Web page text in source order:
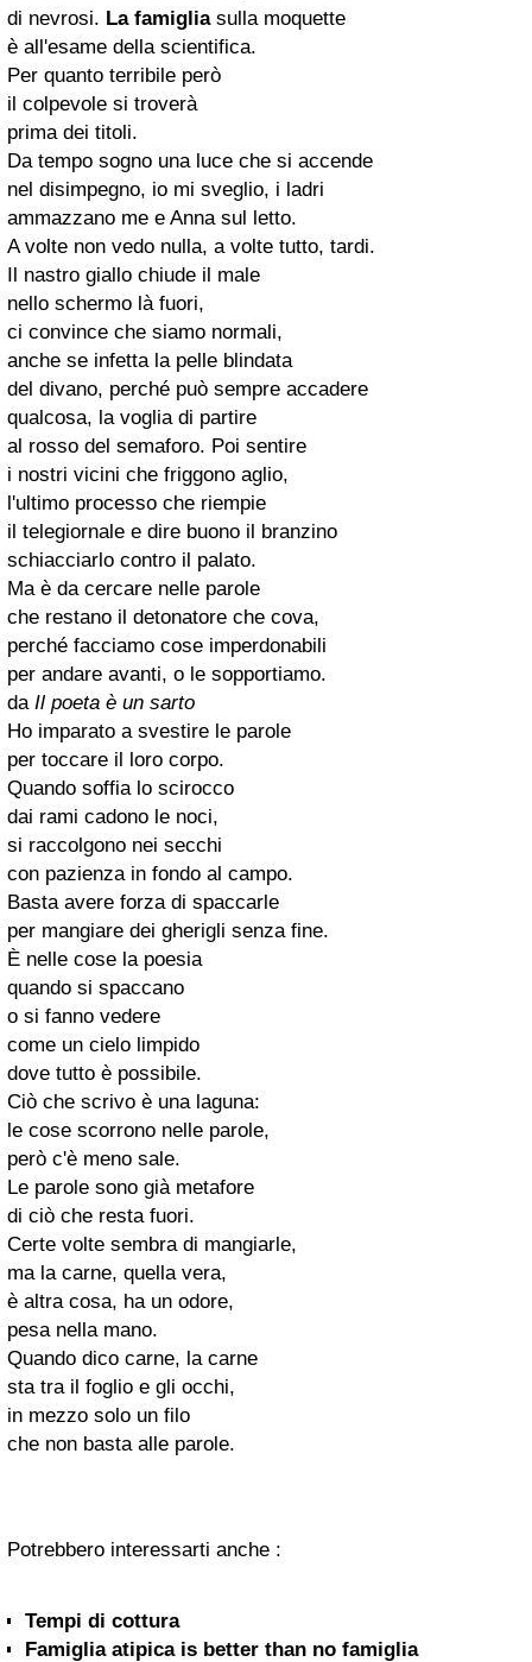
di nevrosi. La famigliasulla moquette
è all'esame della scientifica.
Per quanto terribile però
il colpevole si troverà
prima dei titoli.
Da tempo sogno una luce che si accende
nel disimpegno, io mi sveglio, i ladri
ammazzano me e Anna sul letto.
A volte non vedo nulla, a volte tutto, tardi.
Il nastro giallo chiude il male
nello schermo là fuori,
ci convince che siamo normali,
anche se infetta la pelle blindata
del divano, perché può sempre accadere
qualcosa, la voglia di partire
al rosso del semaforo. Poi sentire
i nostri vicini che friggono aglio,
l'ultimo processo che riempie
il telegiornale e dire buono il branzino
schiacciarlo contro il palato.
Ma è da cercare nelle parole
che restano il detonatore che cova,
perché facciamo cose imperdonabili
per andare avanti, o le sopportiamo.
da Il poeta è un sarto
Ho imparato a svestire le parole
per toccare il loro corpo.
Quando soffia lo scirocco
dai rami cadono le noci,
si raccolgono nei secchi
con pazienza in fondo al campo.
Basta avere forza di spaccarle
per mangiare dei gherigli senza fine.
È nelle cose la poesia
quando si spaccano
o si fanno vedere
come un cielo limpido
dove tutto è possibile.
Ciò che scrivo è una laguna:
le cose scorrono nelle parole,
però c'è meno sale.
Le parole sono già metafore
di ciò che resta fuori.
Certe volte sembra di mangiarle,
ma la carne, quella vera,
è altra cosa, ha un odore,
pesa nella mano.
Quando dico carne, la carne
sta tra il foglio e gli occhi,
in mezzo solo un filo
che non basta alle parole.
Potrebbero interessarti anche :
Tempi di cottura
Famiglia atipica is better than no famiglia